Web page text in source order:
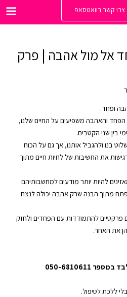
צרו קשר בוואטסאפ
אל מול אהבה | פרק
ופחד.
הפחד והאהבה משפיעים על החיים שלנו,
בין שני הקטבים.
בנו ולהגביל אותנו, אך גם על הכוח
את החשיבות של לחיות חיים מתוך
להיות יותר מודעים למחשבותיהם
מתוך הבנה שרק אהבה יכולה לנצח
פרקטיים להתמודדות עם הפחדים ולחזק
את האחר.
050-6810611
ללכת לטיפול.